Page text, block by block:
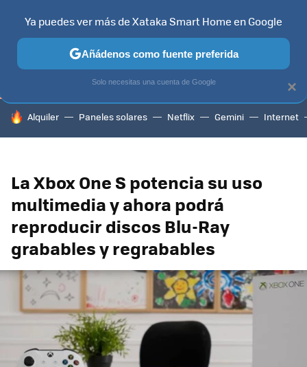
TELEVISORES CONTENIDOS SMART TV SELECCIÓN
HOY SE HABLA DE
Alquiler Paneles solares Netflix Gemini Internet
La Xbox One S potencia su uso
multimedia y ahora podrá
reproducir discos Blu-Ray
grabables y regrabables
×
Ya puedes ver más de Xataka Smart Home en Google
Añádenos como fuente preferida
Solo necesitas una cuenta de Google